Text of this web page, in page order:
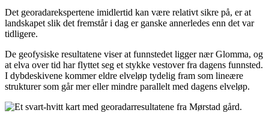
Det georadarekspertene imidlertid kan være relativt sikre på, er at
landskapet slik det fremstår i dag er ganske annerledes enn det var
tidligere.
De geofysiske resultatene viser at funnstedet ligger nær Glomma, og
at elva over tid har flyttet seg et stykke vestover fra dagens funnsted.
I dybdeskivene kommer eldre elveløp tydelig fram som lineære
strukturer som går mer eller mindre parallelt med dagens elveløp.